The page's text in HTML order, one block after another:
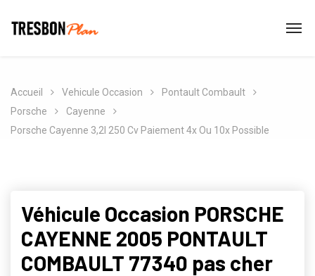
Accueil Vehicule Occasion
Pontault Combault
Porsche
Cayenne
Porsche Cayenne 3,2l 250 Cv Paiement 4x Ou 10x Possible
Véhicule Occasion PORSCHE
CAYENNE 2005 PONTAULT
COMBAULT 77340 pas cher